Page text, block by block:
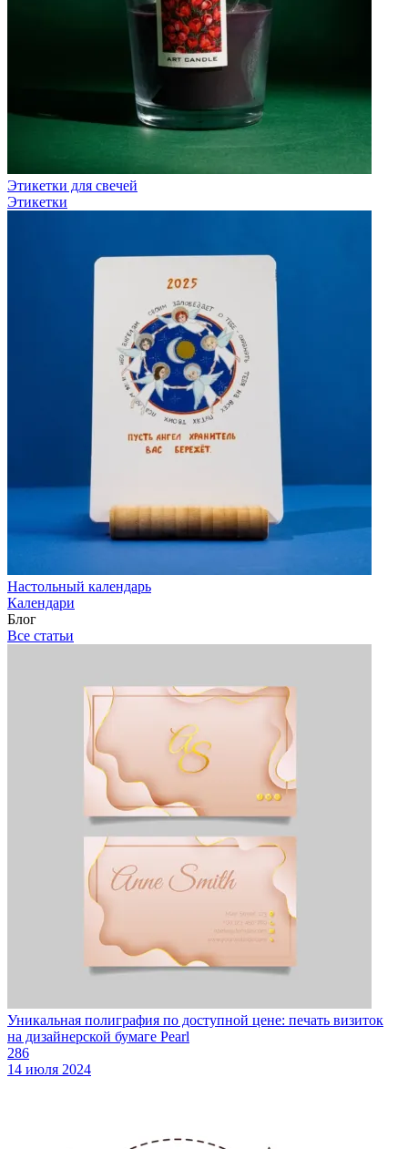
Этикетки для свечей
Этикетки
Настольный календарь
Календари
Блог
Все статьи
Уникальная полиграфия по доступной цене: печать визиток
на дизайнерской бумаге Pearl
286
14 июля 2024